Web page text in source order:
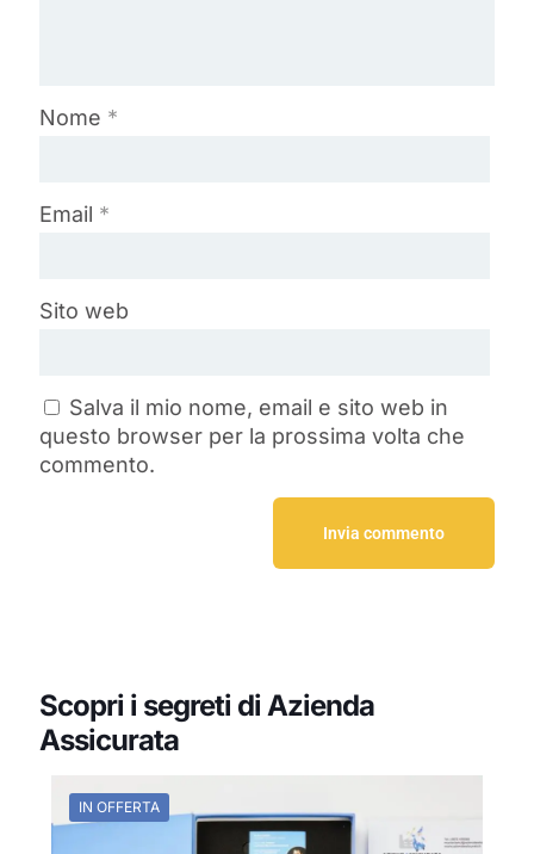
Nome *
Email *
Sito web
Salva il mio nome, email e sito web in
questo browser per la prossima volta che
commento.
Scopri i segreti di Azienda
Assicurata
IN OFFERTA